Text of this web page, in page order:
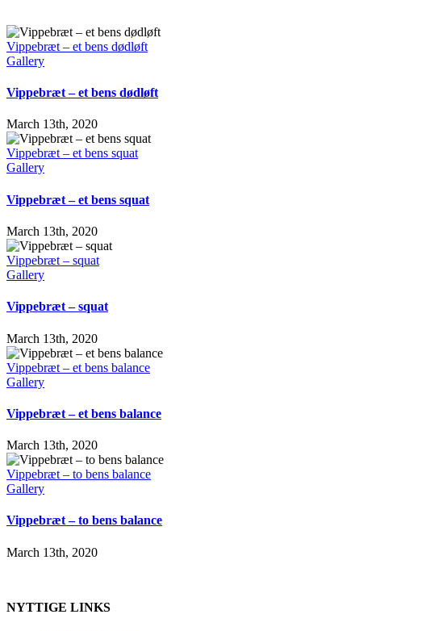
Vippebræt – et bens dødløft
Gallery
Vippebræt – et bens dødløft
March 13th, 2020
Vippebræt – et bens squat
Gallery
Vippebræt – et bens squat
March 13th, 2020
Vippebræt – squat
Gallery
Vippebræt – squat
March 13th, 2020
Vippebræt – et bens balance
Gallery
Vippebræt – et bens balance
March 13th, 2020
Vippebræt – to bens balance
Gallery
Vippebræt – to bens balance
March 13th, 2020
NYTTIGE LINKS